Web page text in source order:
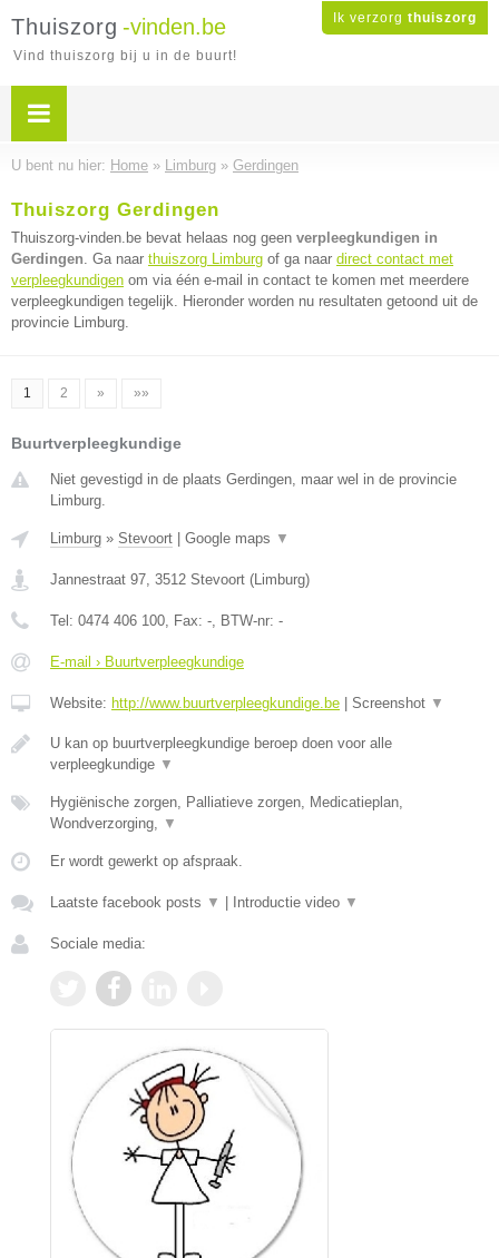
Ik verzorg thuiszorg
Thuiszorg -vinden.be
Vind thuiszorg bij u in de buurt!
U bent nu hier: Home » Limburg » Gerdingen
Thuiszorg Gerdingen
Thuiszorg-vinden.be bevat helaas nog geen verpleegkundigen in
Gerdingen. Ga naar thuiszorg Limburg of ga naar direct contact met
verpleegkundigen om via één e-mail in contact te komen met meerdere
verpleegkundigen tegelijk. Hieronder worden nu resultaten getoond uit de
provincie Limburg.
1 2 » »»
Buurtverpleegkundige
Niet gevestigd in de plaats Gerdingen, maar wel in de provincie
Limburg.
Limburg » Stevoort Google maps ▼
Jannestraat 97, 3512 Stevoort (Limburg)
Tel: 0474 406 100, Fax: -, BTW-nr: -
E-mail › Buurtverpleegkundige
Website: http://www.buurtverpleegkundige.be Screenshot ▼
U kan op buurtverpleegkundige beroep doen voor alle
verpleegkundige ▼
Hygiënische zorgen, Palliatieve zorgen, Medicatieplan,
Wondverzorging, ▼
Er wordt gewerkt op afspraak.
Laatste facebook posts ▼ Introductie video ▼
Sociale media: